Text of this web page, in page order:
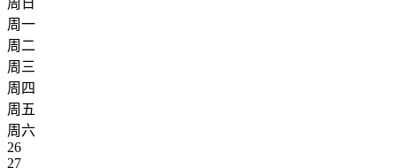
周日
周一
周二
周三
周四
周五
周六
26
27